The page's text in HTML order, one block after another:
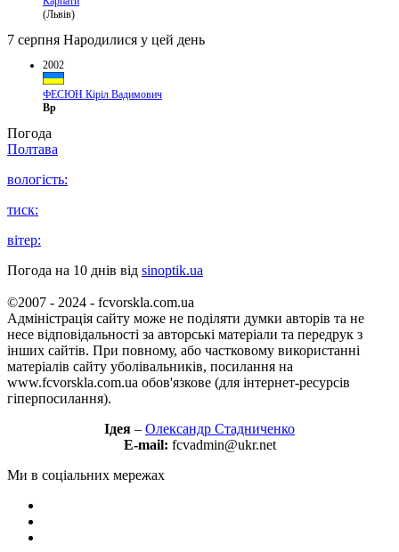
(Львів)
7 серпня Народилися у цей день
2002
ФЕСЮН Кіріл Вадимович
Вр
Погода
Полтава
вологість:
тиск:
вітер:
Погода на 10 днів від sinoptik.ua
©2007 - 2024 - fcvorskla.com.ua
Адміністрація сайту може не поділяти думки авторів та не
несе відповідальності за авторські матеріали та передрук з
інших сайтів. При повному, або частковому використанні
матеріалів сайту уболівальників, посилання на
www.fcvorskla.com.ua обов'язкове (для інтернет-ресурсів
гіперпосилання).
Ідея – Олександр Стадниченко
E-mail: fcvadmin@ukr.net
Ми в соціальних мережах